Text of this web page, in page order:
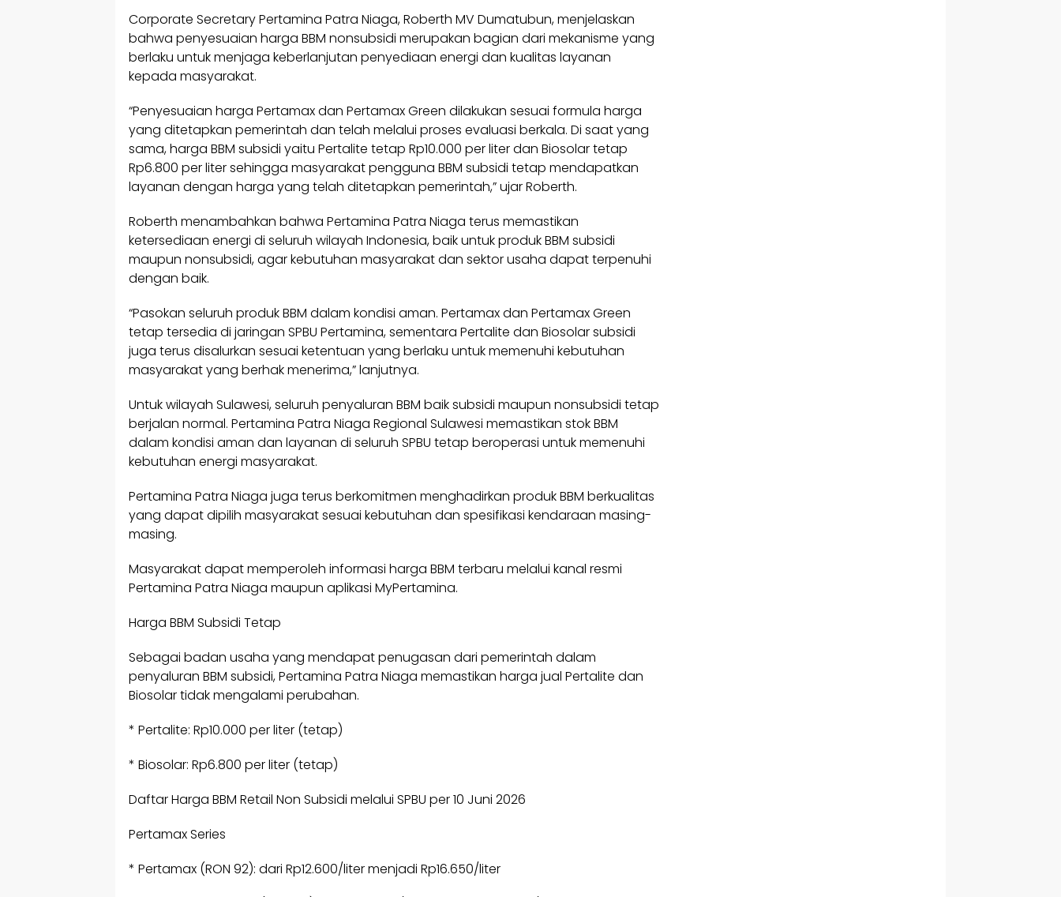
Corporate Secretary Pertamina Patra Niaga, Roberth MV Dumatubun, menjelaskan
bahwa penyesuaian harga BBM nonsubsidi merupakan bagian dari mekanisme yang
berlaku untuk menjaga keberlanjutan penyediaan energi dan kualitas layanan
kepada masyarakat.
“Penyesuaian harga Pertamax dan Pertamax Green dilakukan sesuai formula harga
yang ditetapkan pemerintah dan telah melalui proses evaluasi berkala. Di saat yang
sama, harga BBM subsidi yaitu Pertalite tetap Rp10.000 per liter dan Biosolar tetap
Rp6.800 per liter sehingga masyarakat pengguna BBM subsidi tetap mendapatkan
layanan dengan harga yang telah ditetapkan pemerintah,” ujar Roberth.
Roberth menambahkan bahwa Pertamina Patra Niaga terus memastikan
ketersediaan energi di seluruh wilayah Indonesia, baik untuk produk BBM subsidi
maupun nonsubsidi, agar kebutuhan masyarakat dan sektor usaha dapat terpenuhi
dengan baik.
“Pasokan seluruh produk BBM dalam kondisi aman. Pertamax dan Pertamax Green
tetap tersedia di jaringan SPBU Pertamina, sementara Pertalite dan Biosolar subsidi
juga terus disalurkan sesuai ketentuan yang berlaku untuk memenuhi kebutuhan
masyarakat yang berhak menerima,” lanjutnya.
Untuk wilayah Sulawesi, seluruh penyaluran BBM baik subsidi maupun nonsubsidi tetap
berjalan normal. Pertamina Patra Niaga Regional Sulawesi memastikan stok BBM
dalam kondisi aman dan layanan di seluruh SPBU tetap beroperasi untuk memenuhi
kebutuhan energi masyarakat.
Pertamina Patra Niaga juga terus berkomitmen menghadirkan produk BBM berkualitas
yang dapat dipilih masyarakat sesuai kebutuhan dan spesifikasi kendaraan masing-
masing.
Masyarakat dapat memperoleh informasi harga BBM terbaru melalui kanal resmi
Pertamina Patra Niaga maupun aplikasi MyPertamina.
Harga BBM Subsidi Tetap
Sebagai badan usaha yang mendapat penugasan dari pemerintah dalam
penyaluran BBM subsidi, Pertamina Patra Niaga memastikan harga jual Pertalite dan
Biosolar tidak mengalami perubahan.
* Pertalite: Rp10.000 per liter (tetap)
* Biosolar: Rp6.800 per liter (tetap)
Daftar Harga BBM Retail Non Subsidi melalui SPBU per 10 Juni 2026
Pertamax Series
* Pertamax (RON 92): dari Rp12.600/liter menjadi Rp16.650/liter